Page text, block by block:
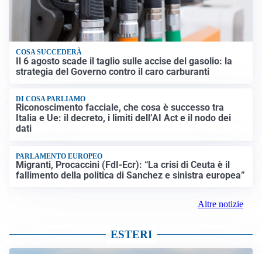
COSA SUCCEDERÀ
Il 6 agosto scade il taglio sulle accise del gasolio: la
strategia del Governo contro il caro carburanti
DI COSA PARLIAMO
Riconoscimento facciale, che cosa è successo tra
Italia e Ue: il decreto, i limiti dell’AI Act e il nodo dei
dati
PARLAMENTO EUROPEO
Migranti, Procaccini (FdI-Ecr): “La crisi di Ceuta è il
fallimento della politica di Sanchez e sinistra europea”
Altre notizie
ESTERI